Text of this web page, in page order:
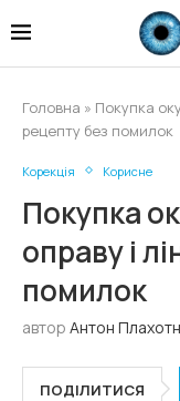
Головна » Покупка
рецепту без помилок
Корекція Корисне
Покупка
оправу і
помилок
автор Антон
ПОДІЛИТИСЯ